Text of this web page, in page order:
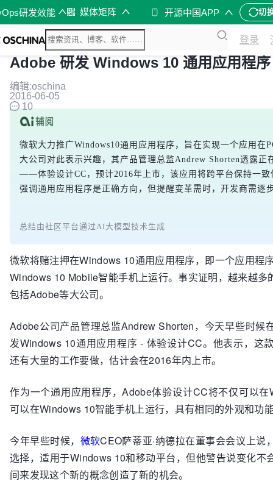
研发效能 媒体矩阵 开源中国APP 切
登录
Adobe 研发 Windows 10 通用应用程序
编辑:oschina
2016-06-05
10
微软大力推广Windows10通用应用程序，旨在实现一个应用在
大公司对此表示兴趣，其产品管理总监Andrew Shorten透露正
——体验设计CC，预计2016年上市，该应用将跨平台保持一致
强调通用应用程序是正确方向，但提醒变革需时，开发商需逐
总结由社区平台通过AI大模型技术生成
微软将赌注押在Windows 10通用应用程序，即一个应用程
Windows 10 Mobile智能手机上运行。事实证明，越来越多
包括Adobe等大公司。
Adobe公司产品管理总监Andrew Shorten，今天早些时候
发Windows 10通用应用程序 - 体验设计CC。他表示，这
还有大量的工作要做，估计会在2016年内上市。
作为一个通用应用程序，Adobe体验设计CC将不仅可以
可以在Windows 10智能手机上运行，具有相同的外观和功
今年早些时候， 微软CEO萨蒂亚·纳德拉在董事会会议上说
选择，适用于Windows 10和移动平台，但他警告说变化不
间来发现这个新的概念创造了新的机会。